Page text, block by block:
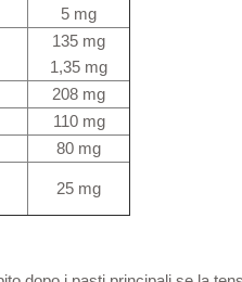
5 mg
135 mg
1,35 mg
208 mg
110 mg
80 mg
25 mg